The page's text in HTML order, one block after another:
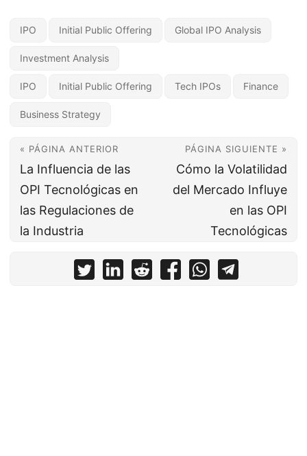
IPO Initial Public Offering Global IPO Analysis
Investment Analysis
IPO Initial Public Offering Tech IPOs Finance
Business Strategy
« PÁGINA ANTERIOR
La Influencia de las
OPI Tecnológicas en
las Regulaciones de
la Industria
PÁGINA SIGUIENTE »
Cómo la Volatilidad
del Mercado Influye
en las OPI
Tecnológicas